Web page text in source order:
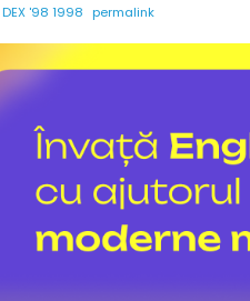
DEX '98 1998 permalink